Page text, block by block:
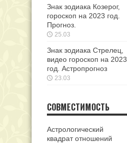
Знак зодиака Козерог,
гороскоп на 2023 год.
Прогноз.
25.03
Знак зодиака Стрелец,
видео гороскоп на 2023
год. Астропрогноз
23.03
СОВМЕСТИМОСТЬ
Астрологический
квадрат отношений